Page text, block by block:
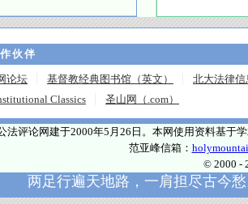
伙伴
论坛 基督教经典图书馆（英文）
北大法律信
Classics
圣山网（.com）
法评论网建于2000年5月26日。本网使用资料基于
范亚峰信箱：
© 2000 -
两足行遍天地路，一肩担尽古今